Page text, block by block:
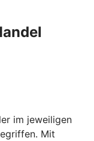
im jeweiligen
Mit